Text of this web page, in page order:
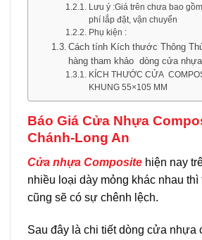
Lưu ý :Giá trên chưa bao
phí lắp đặt, vận chuyển
Phụ kiện :
Cách tính Kích thước Thông
hàng tham khảo dòng cửa
KÍCH THƯỚC CỬA
KHUNG 55×105 MM
Báo Giá Cửa Nhựa
Chánh-Long An
Cửa nhựa Composite hiện nay
nhiều loại dày mỏng khác nhau thì
cũng sẽ có sự chênh lệch.
Sau đây là chi tiết dòng cửa nhựa